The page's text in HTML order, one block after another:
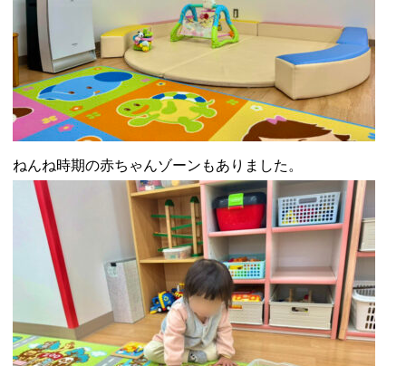
ねんね時期の赤ちゃんゾーンもありました。